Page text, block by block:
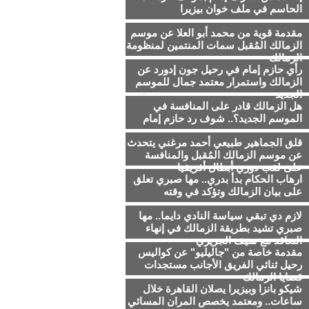
الحاسم في ملف خوان بيزيرا
مقدمة قوية من محمد أبو العلا عن موسم
الزمالك المُقبل سمات المنتمين لمنظومة
الزمالك
رأي حازم إمام في رحيل جون إدورد عن
الزمالك واستمرار معتمد جمال للموسم
الجديد
هل الزمالك قادر على المنافسة في
الموسم الجديد؟.. شوف رد حازم إمام
قلق الجماهير طبيعي أحمد مرغني يتحدث
عن موسم الزمالك المُقبل والمنافسة
على لقب دوري أبطال أفريقيا
ارهاب الحكام بدأ بدري.. مها صبري تعلق
على بيان الزمالك وتؤكد في وقته
لازم دي تبقي سياسة النادي دايما.. مها
صبري تشيد بطريقة الزمالك في إنهاء
التعاقد مع سيف الجزيري
مقدمة خاصة من "جاليليو" عن كواليس
رحيل ثنائي الفريق الأجانب مستجدات
قضايا الزمالك
شيكو بانزا وبيزيرا يصلان القاهرة خلال
ساعات.. ومعتمد يخصص المران المسائي